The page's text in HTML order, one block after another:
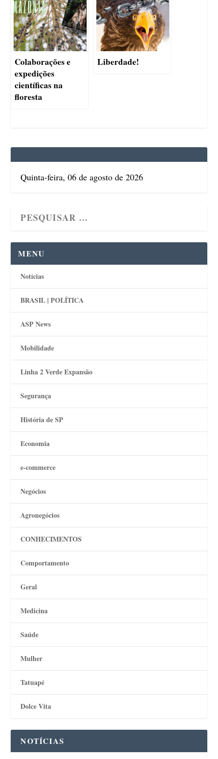
Colaborações e
expedições
científicas na
floresta
Liberdade!
Quinta-feira, 06 de agosto de 2026
MENU
Notícias
BRASIL | POLÍTICA
ASP News
Mobilidade
Linha 2 Verde Expansão
Segurança
História de SP
Economia
e-commerce
Negócios
Agronegócios
CONHECIMENTOS
Comportamento
Geral
Medicina
Saúde
Mulher
Tatuapé
Dolce Vita
NOTÍCIAS